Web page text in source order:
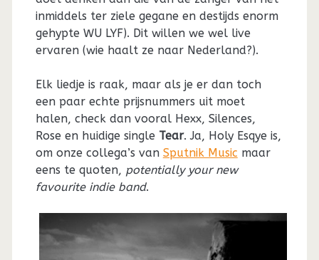
inmiddels ter ziele gegane en destijds enorm
gehypte WU LYF). Dit willen we wel live
ervaren (wie haalt ze naar Nederland?).
Elk liedje is raak, maar als je er dan toch
een paar echte prijsnummers uit moet
halen, check dan vooral Hexx, Silences,
Rose en huidige single Tear. Ja, Holy Esqye is,
om onze collega’s van Sputnik Music maar
eens te quoten, potentially your new
favourite indie band.